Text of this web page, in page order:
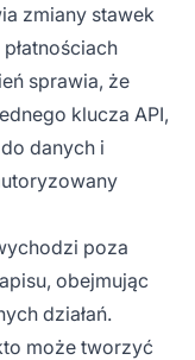
zmiany stawek
sprawia, że
klucza API,
danych i
poza
obejmując
działań.
może tworzyć